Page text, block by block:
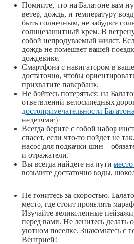
Помните, что на Балатоне вам
ветер, дождь, и температуру
быть солнечным, не забудьте
солнцезащитный крем. В
собой непродуваемый жилет.
дождь не помешает вашей
дождевике.
Смартфона с навигатором в
достаточно, чтобы
прихватите павербанк.
Не бойтесь потеряться: на
ответвлений велосипедных
достопримечательности Балатона
неделями:)
Всегда берите с собой набор
спасет, если что-то пойдет не
насос для подкачки шин –
и отражатели.
Вы всегда найдете на пути место
возьмите достаточно воды,
Не гонитесь за скоростью.
место, где стоит проявлять
Изучайте великолепные
перед вами. Не ленитесь делать
уютном поселке. Знакомьтесь с
Венгрией!